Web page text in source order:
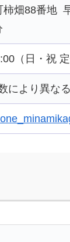
畑88番地
（日・祝 定
により異な